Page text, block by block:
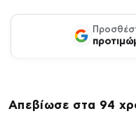
Απεβίωσε στα 94